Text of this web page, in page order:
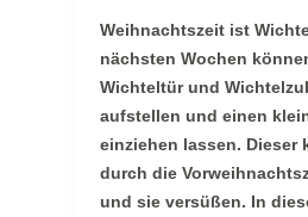
Weihnachtszeit ist
nächsten Wochen
Wichteltür und
aufstellen und einen
einziehen lassen. Dieser
durch die
und sie versüßen. In